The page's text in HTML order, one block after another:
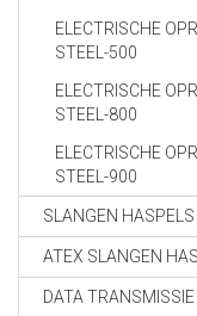
ELECTRISCHE
STEEL-500
ELECTRISCHE
STEEL-800
ELECTRISCHE
STEEL-900
SLANGEN HASPELS
ATEX SLANGEN
DATA